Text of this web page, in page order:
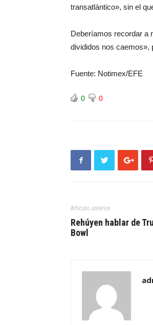
transatlántico», sin el
Deberíamos recordar a
divididos nos caemos»,
Fuente: Notimex/EFE
0 0
Artículo anterior
Rehúyen hablar de
Bowl